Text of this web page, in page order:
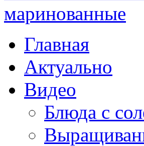
Главная
Актуально
Видео
Блюда с